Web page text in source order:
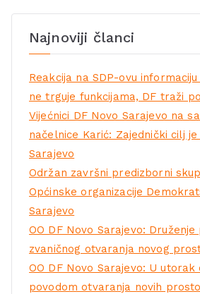
Najnoviji članci
Reakcija na SDP-ovu
ne trguje funkcijama, DF traži
Vijećnici DF Novo Sarajevo na
načelnice Karić: Zajednički cilj
Sarajevo
Održan završni predizborni
Općinske organizacije
Sarajevo
OO DF Novo Sarajevo: Druženje
zvaničnog otvaranja novog
OO DF Novo Sarajevo: U utorak
povodom otvaranja novih